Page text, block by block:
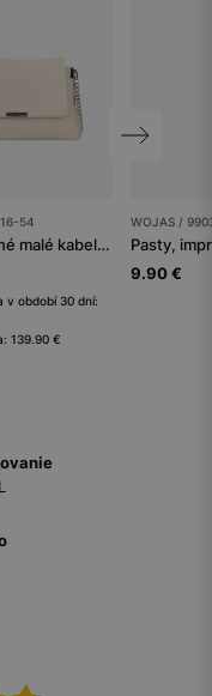
54
Každodenné malé kabelky dámske
v období 30 dní:
139.90 €
WOJAS /
Pasty,
9.90 €